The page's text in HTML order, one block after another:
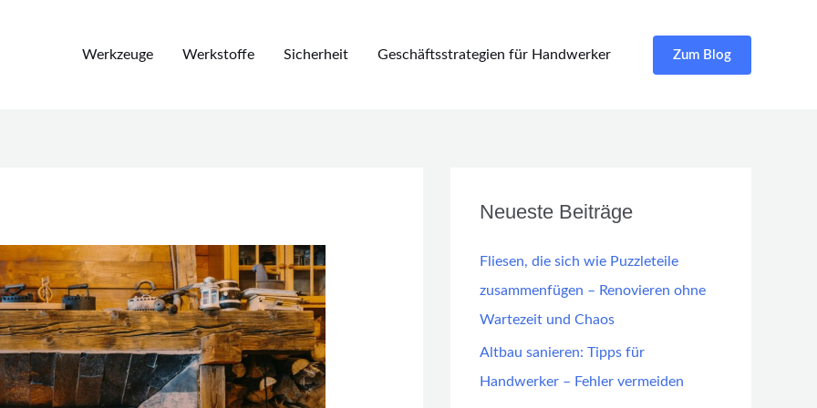
Werkzeuge Werkstoffe Sicherheit Geschäftsstrategien für Handwerker Zum Blog
Neueste Beiträge
Fliesen, die sich wie Puzzleteile
zusammenfügen – Renovieren ohne
Wartezeit und Chaos
Altbau sanieren: Tipps für
Handwerker – Fehler vermeiden